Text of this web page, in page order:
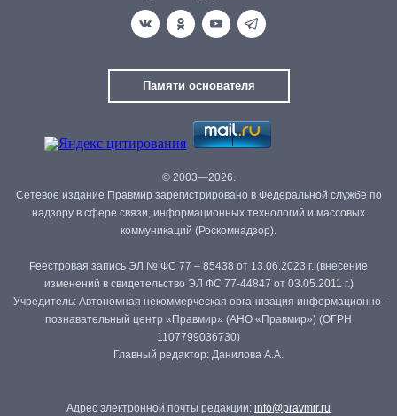
Памяти основателя
© 2003—2026.
Сетевое издание Правмир зарегистрировано в Федеральной службе по
надзору в сфере связи, информационных технологий и массовых
коммуникаций (Роскомнадзор).
Реестровая запись ЭЛ № ФС 77 – 85438 от 13.06.2023 г. (внесение
изменений в свидетельство ЭЛ ФС 77-44847 от 03.05.2011 г.)
Учредитель: Автономная некоммерческая организация информационно-
познавательный центр «Правмир» (АНО «Правмир») (ОГРН
1107799036730)
Главный редактор: Данилова А.А.
Адрес электронной почты редакции: info@pravmir.ru